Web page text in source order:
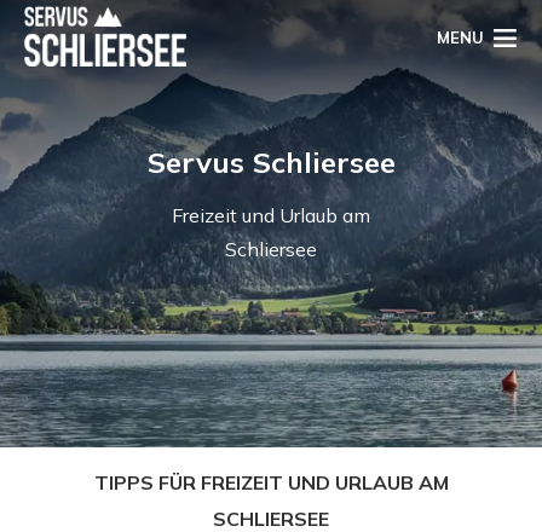
MENU
Servus Schliersee
Freizeit und Urlaub am
Schliersee
TIPPS FÜR FREIZEIT UND URLAUB AM
SCHLIERSEE